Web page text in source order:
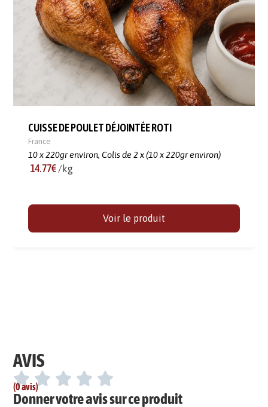
CUISSE DE POULET DÉJOINTÉE ROTI
France
10 x 220gr environ, Colis de 2 x (10 x 220gr environ)
14.77€ /kg
Voir le produit
AVIS
(0 avis)
Donner votre avis sur ce produit